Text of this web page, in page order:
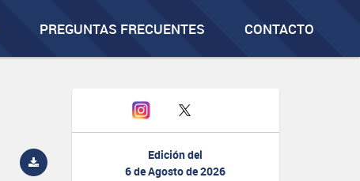
PREGUNTAS FRECUENTES CONTACTO
Edición del
6 de Agosto de 2026